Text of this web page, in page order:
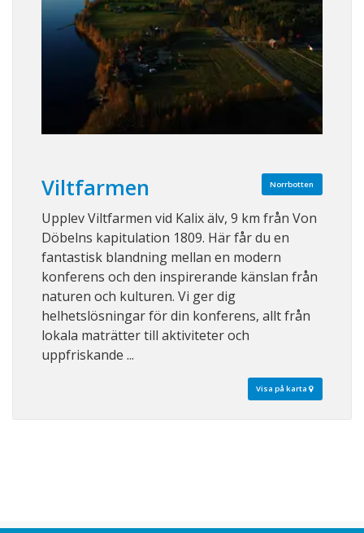
Norrbotten
Viltfarmen
Upplev Viltfarmen vid Kalix älv, 9 km från Von
Döbelns kapitulation 1809. Här får du en
fantastisk blandning mellan en modern
konferens och den inspirerande känslan från
naturen och kulturen. Vi ger dig
helhetslösningar för din konferens, allt från
lokala maträtter till aktiviteter och
uppfriskande ...
Visa på karta